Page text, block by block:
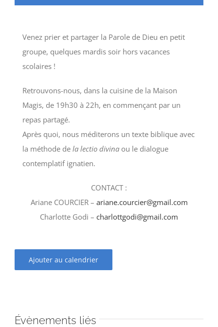
Venez prier et partager la Parole de Dieu en petit
groupe, quelques mardis soir hors vacances
scolaires !
Retrouvons-nous, dans la cuisine de la Maison
Magis, de 19h30 à 22h, en commençant par un
repas partagé.
Après quoi, nous méditerons un texte biblique avec
la méthode de la lectio divinaou le dialogue
contemplatif ignatien.
CONTACT :
Ariane COURCIER – ariane.courcier@gmail.com
Charlotte Godi – charlottgodi@gmail.com
Ajouter au calendrier
Évènements liés